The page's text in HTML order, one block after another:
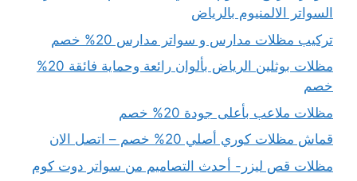
السواتر الالمنيوم بالرياض
تركيب مظلات مدارس و سواتر مدارس 20% خصم
مظلات بوثلين الرياض بألوان رائعة وحماية فائقة 20%
خصم
مظلات ملاعب بأعلى جودة 20% خصم
قماش مظلات كوري أصلي 20% خصم – اتصل الان
مظلات قص ليزر- أحدث التصاميم من سواتر دوت كوم